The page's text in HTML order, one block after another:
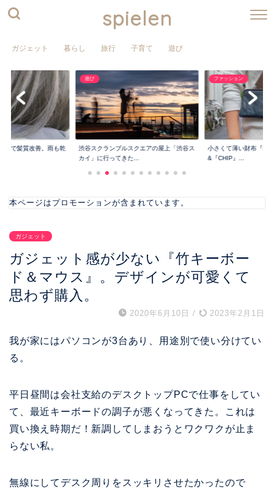
spielen
ガジェット 暮らし 旅行 子育て 遊び
クエアの屋上「渋谷ス
ファッション
小さくて薄い財布『PRESSo』
&『CHIP』...
インテリア
190円で整理整頓でき
ートマイバック』...
本ページはプロモーションが含まれています。
ガジェット
ガジェット感が少ない『竹キーボー
ド＆マウス』。デザインが可愛くて
思わず購入。
2020年6月10日 / 2023年2月1日
我が家にはパソコンが3台あり、用途別で使い分けてい
る。
平日昼間は会社支給のデスクトップPCで仕事をしてい
て、最近キーボードの調子が悪くなってきた。これは
買い換え時期だ！新調してしまおうとワクワクが止ま
らない私。
無線にしてデスク周りをスッキリさせたかったので